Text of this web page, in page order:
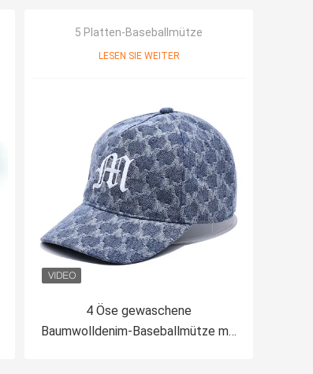
5 Platten-Baseballmütze
LESEN SIE WEITER
4 Öse gewaschene
Baumwolldenim-Baseballmütze mit